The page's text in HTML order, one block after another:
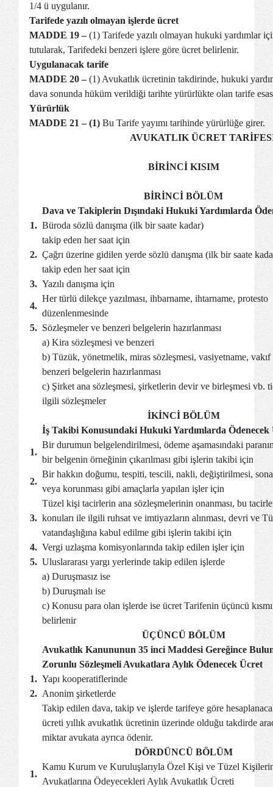
1/4 ü uygulanır.
Tarifede yazılı olmayan işlerde ücret
MADDE 19 –(1) Tarifede yazılı olmayan hukuki yardımlar
tutularak, Tarifedeki benzeri işlere göre ücret belirlenir.
Uygulanacak tarife
MADDE 20 –(1) Avukatlık ücretinin takdirinde, hukuki
dava sonunda hüküm verildiği tarihte yürürlükte olan tarife esas
Yürürlük
MADDE 21 – (1)Bu Tarife yayımı tarihinde yürürlüğe girer.
AVUKATLIK ÜCRET
BİRİNCİ KISIM
BİRİNCİ BÖLÜM
Dava ve Takiplerin Dışındaki Hukuki Yardımlarda
1. Büroda sözlü danışma (ilk bir saate kadar)
takip eden her saat için
2. Çağrı üzerine gidilen yerde sözlü danışma (ilk bir saate
takip eden her saat için
3. Yazılı danışma için
4.
Her türlü dilekçe yazılması, ihbarname, ihtarname, protesto
düzenlenmesinde
5. Sözleşmeler ve benzeri belgelerin hazırlanması
a) Kira sözleşmesi ve benzeri
b) Tüzük, yönetmelik, miras sözleşmesi, vasiyetname, vakıf
benzeri belgelerin hazırlanması
c) Şirket ana sözleşmesi, şirketlerin devir ve birleşmesi vb.
ilgili sözleşmeler
İKİNCİ BÖLÜM
İş Takibi Konusundaki Hukuki Yardımlarda Ödenecek
1.
Bir durumun belgelendirilmesi, ödeme aşamasındaki
bir belgenin örneğinin çıkarılması gibi işlerin takibi için
2.
Bir hakkın doğumu, tespiti, tescili, nakli, değiştirilmesi,
veya korunması gibi amaçlarla yapılan işler için
3.
Tüzel kişi tacirlerin ana sözleşmelerinin onanması, bu
konuları ile ilgili ruhsat ve imtiyazların alınması, devri ve
vatandaşlığına kabul edilme gibi işlerin takibi için
4. Vergi uzlaşma komisyonlarında takip edilen işler için
5. Uluslararası yargı yerlerinde takip edilen işlerde
a) Duruşmasız ise
b) Duruşmalı ise
c) Konusu para olan işlerde ise ücret Tarifenin üçüncü
belirlenir
ÜÇÜNCÜ BÖLÜM
Avukatlık Kanununun 35 inci Maddesi Gereğince
Zorunlu Sözleşmeli Avukatlara Aylık Ödenecek Ücret
1. Yapı kooperatiflerinde
2. Anonim şirketlerde
Takip edilen dava, takip ve işlerde tarifeye göre
ücreti yıllık avukatlık ücretinin üzerinde olduğu takdirde
miktar avukata ayrıca ödenir.
DÖRDÜNCÜ BÖLÜM
1.
Kamu Kurum ve Kuruluşlarıyla Özel Kişi ve Tüzel
Avukatlarına Ödeyecekleri Aylık Avukatlık Ücreti